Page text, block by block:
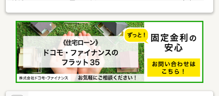
切に磨き上げられたお部屋で、心地よい新生活をすぐできます！
※一部、弊社で部屋の中を加工しております◆内見予約受付中！
◆掲載物件に限らず「周辺の物件」や「気になる物件」も車でま
とめてご案内致します。ご自宅や最寄駅までもお車で送迎します
ので、お気軽にお声かけ下さい♪見学予約ボタンまたはフリーダイ
ヤルまで！ 【資料請求(無料)】または、フリーダイヤル【0120-
99-3333】まで、お気軽にお問合せ下さい！